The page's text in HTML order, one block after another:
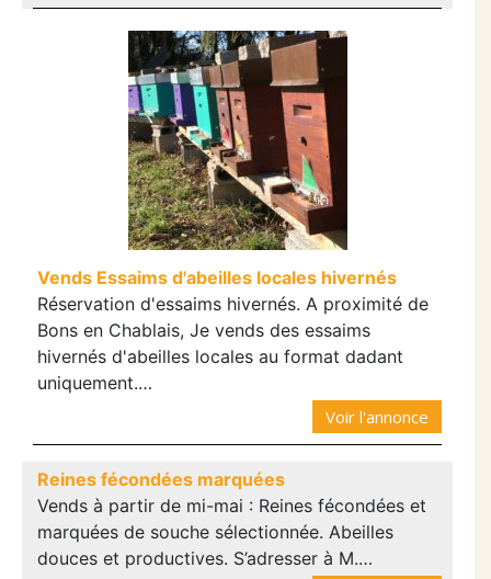
Vends Essaims d'abeilles locales hivernés
Réservation d'essaims hivernés. A proximité de
Bons en Chablais, Je vends des essaims
hivernés d'abeilles locales au format dadant
uniquement.…
Voir l'annonce
Reines fécondées marquées
Vends à partir de mi-mai : Reines fécondées et
marquées de souche sélectionnée. Abeilles
douces et productives. S’adresser à M.…